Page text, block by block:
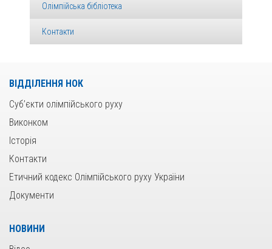
Олімпійська бібліотека
Контакти
ВІДДІЛЕННЯ НОК
Суб’єкти олімпійського руху
Виконком
Історія
Контакти
Етичний кодекс Олімпійського руху України
Документи
НОВИНИ